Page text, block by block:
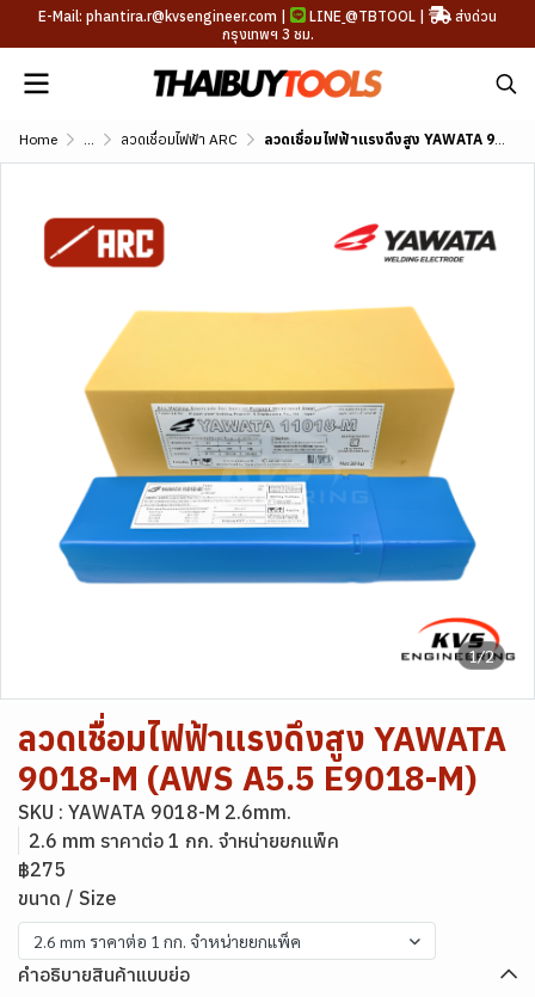
E-Mail: phantira.r@kvsengineer.com | LINE @TBTOOL |
ส่งด่วน
กรุงเทพฯ 3 ชม.
Home ... ลวดเชื่อมไฟฟ้า ARC ลวดเชื่อมไฟฟ้าแรงดึงสูง YAWATA 9018-M (AWS A5.5 E9018-M)
1/2
ลวดเชื่อมไฟฟ้าแรงดึงสูง YAWATA
9018-M (AWS A5.5 E9018-M)
SKU : YAWATA 9018-M 2.6mm.
2.6 mm ราคาต่อ 1 กก. จำหน่ายยกแพ็ค
฿275
ขนาด / Size
2.6 mm ราคาต่อ 1 กก. จำหน่ายยกแพ็ค
คำอธิบายสินค้าแบบย่อ